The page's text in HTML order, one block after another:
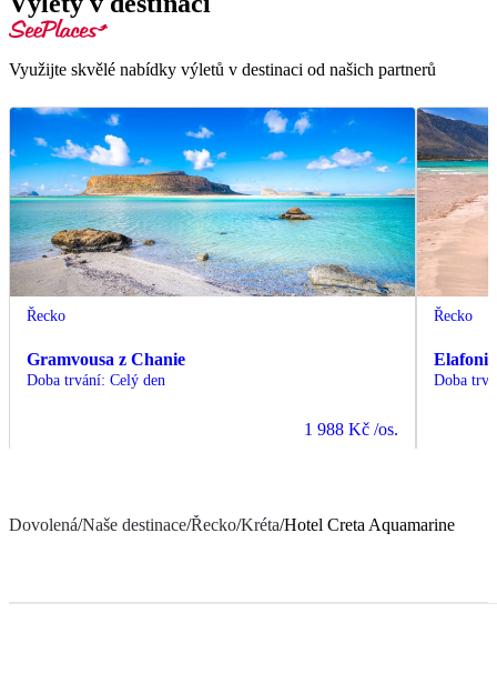
Využijte skvělé nabídky výletů v destinaci od našich partnerů
Řecko
Gramvousa z Chanie
Doba trvání: Celý den
1 988 Kč /os.
Řecko
Doba
Dovolená/Naše destinace/Řecko/Kréta/Hotel Creta Aquamarine